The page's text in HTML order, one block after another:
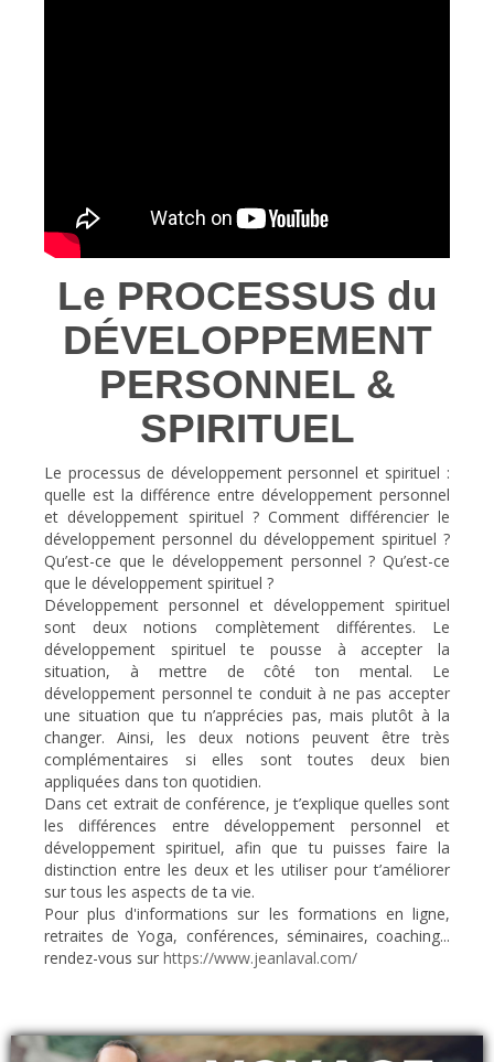
Le PROCESSUS du
DÉVELOPPEMENT
PERSONNEL &
SPIRITUEL
Le processus de développement personnel et spirituel :
quelle est la différence entre développement personnel
et développement spirituel ? Comment différencier le
développement personnel du développement spirituel ?
Qu’est-ce que le développement personnel ? Qu’est-ce
que le développement spirituel ?
Développement personnel et développement spirituel
sont deux notions complètement différentes. Le
développement spirituel te pousse à accepter la
situation, à mettre de côté ton mental. Le
développement personnel te conduit à ne pas accepter
une situation que tu n’apprécies pas, mais plutôt à la
changer. Ainsi, les deux notions peuvent être très
complémentaires si elles sont toutes deux bien
appliquées dans ton quotidien.
Dans cet extrait de conférence, je t’explique quelles sont
les différences entre développement personnel et
développement spirituel, afin que tu puisses faire la
distinction entre les deux et les utiliser pour t’améliorer
sur tous les aspects de ta vie.
Pour plus d'informations sur les formations en ligne,
retraites de Yoga, conférences, séminaires, coaching...
rendez-vous sur https://www.jeanlaval.com/